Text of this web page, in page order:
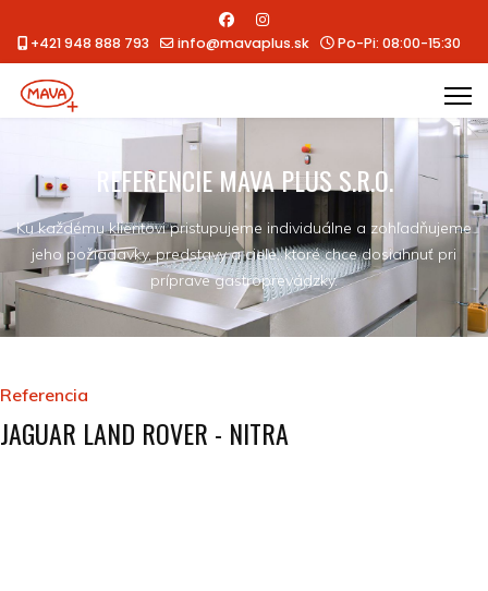
+421 948 888 793 info@mavaplus.sk Po-Pi: 08:00-15:30
REFERENCIE MAVA PLUS S.R.O.
Ku každému klientovi pristupujeme individuálne a zohľadňujeme
jeho požiadavky, predstavy a ciele, ktoré chce dosiahnuť pri
príprave gastroprevádzky.
Referencia
JAGUAR LAND ROVER - NITRA